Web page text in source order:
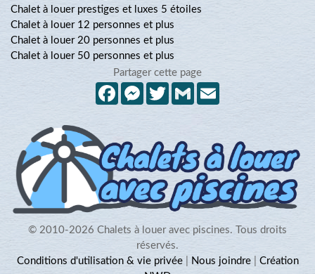
Chalet à louer prestiges et luxes 5 étoiles
Chalet à louer 12 personnes et plus
Chalet à louer 20 personnes et plus
Chalet à louer 50 personnes et plus
Partager cette page
FacebookMessenger
TwitterGmail
© 2010-2026 Chalets à louer avec piscines. Tous droits
réservés.
Conditions d'utilisation & vie privée| Nous joindre| Création